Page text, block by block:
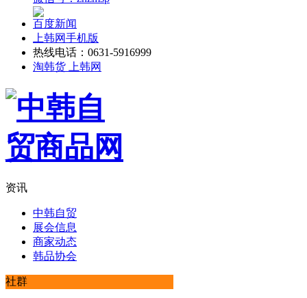
百度新闻
上韩网手机版
热线电话：0631-5916999
淘韩货 上韩网
资讯
中韩自贸
展会信息
商家动态
韩品协会
社群